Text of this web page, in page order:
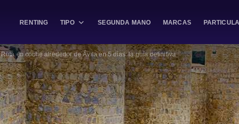
RENTING TIPO SEGUNDA MANO MARCAS
Ruta en coche alrededor de Ávila en 5 días: la guía definitiva